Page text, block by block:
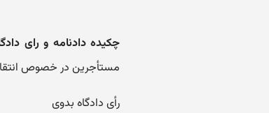
چکیده دادنامه و رای
مستأجرین در خصوص
رأی دادگاه بدوی